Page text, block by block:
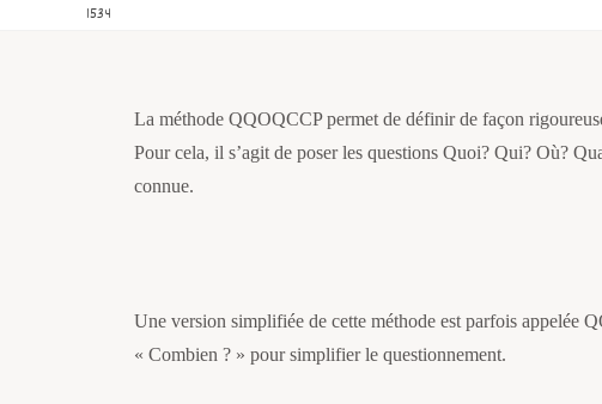
1534
La méthode QQOQCCP permet de définir de façon
Pour cela, il s’agit de poser les questions Quoi? Qui? Où?
connue.
Une version simplifiée de cette méthode est parfois appelée
« Combien ? » pour simplifier le questionnement.